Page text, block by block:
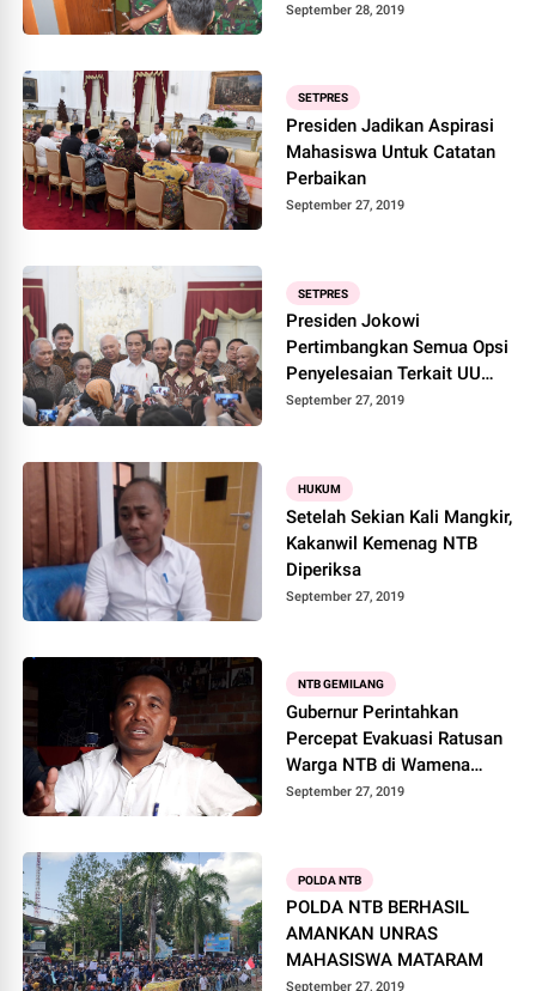
September 28, 2019
SETPRES
Presiden Jadikan Aspirasi
Mahasiswa Untuk Catatan
Perbaikan
September 27, 2019
SETPRES
Presiden Jokowi
Pertimbangkan Semua Opsi
Penyelesaian Terkait UU
KPK
September 27, 2019
HUKUM
Setelah Sekian Kali Mangkir,
Kakanwil Kemenag NTB
Diperiksa
September 27, 2019
NTB GEMILANG
Gubernur Perintahkan
Percepat Evakuasi Ratusan
Warga NTB di Wamena
Papua
September 27, 2019
POLDA NTB
POLDA NTB BERHASIL
AMANKAN UNRAS
MAHASISWA MATARAM
September 27, 2019